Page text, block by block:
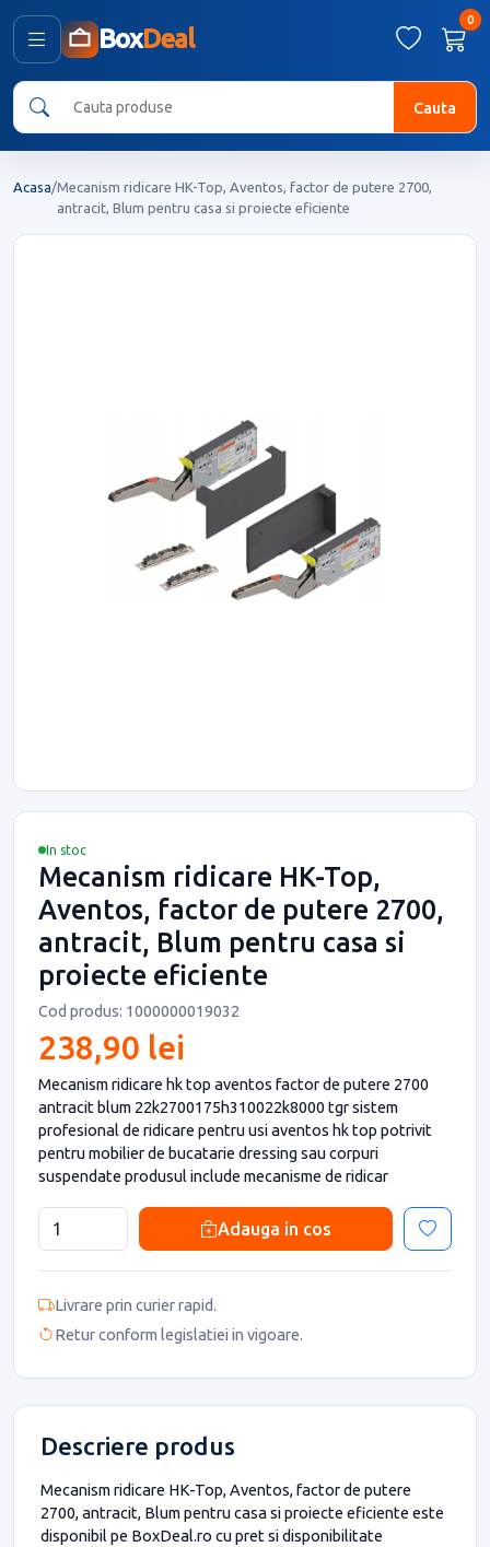
BoxDeal
0
Cauta
Acasa/Mecanism ridicare HK-Top, Aventos, factor de putere 2700,
antracit, Blum pentru casa si proiecte eficiente
In stoc
Mecanism ridicare HK-Top,
Aventos, factor de putere 2700,
antracit, Blum pentru casa si
proiecte eficiente
Cod produs: 1000000019032
238,90 lei
Mecanism ridicare hk top aventos factor de putere 2700
antracit blum 22k2700175h310022k8000 tgr sistem
profesional de ridicare pentru usi aventos hk top potrivit
pentru mobilier de bucatarie dressing sau corpuri
suspendate produsul include mecanisme de ridicar
Adauga in cos
Livrare prin curier rapid.
Retur conform legislatiei in vigoare.
Descriere produs
Mecanism ridicare HK-Top, Aventos, factor de putere
2700, antracit, Blum pentru casa si proiecte eficiente este
disponibil pe BoxDeal.ro cu pret si disponibilitate